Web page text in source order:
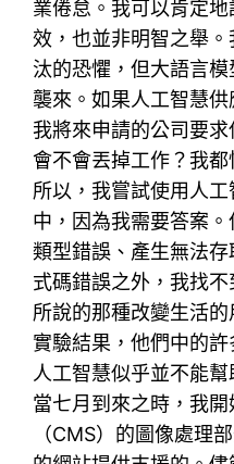
業倦怠。我可以肯定
效，也並非明智之舉
汰的恐懼，但大語言
襲來。如果人工智慧
我將來申請的公司要
會不會丟掉工作？我
所以，我嘗試使用人
中，因為我需要答案
類型錯誤、產生無法
式碼錯誤之外，我找
所說的那種改變生活
實驗結果，他們中的許
人工智慧似乎並不能
當七月到來之時，我
（CMS）的圖像處理